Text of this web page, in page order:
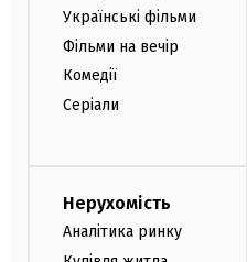
Українські фільми
Фільми на вечір
Комедії
Серіали
Нерухомість
Аналітика ринку